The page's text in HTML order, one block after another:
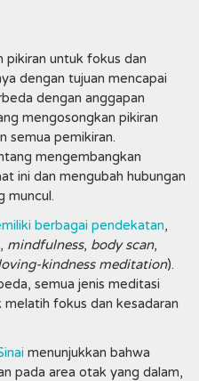
untuk fokus dan
dengan tujuan mencapai
dengan anggapan
mengosongkan pikiran
semua pemikiran.
mengembangkan
ini dan mengubah hubungan
muncul.
berbagai pendekatan,
mindfulness, body scan,
kindness meditation).
semua jenis meditasi
fokus dan kesadaran
menunjukkan bahwa
pada area otak yang dalam,